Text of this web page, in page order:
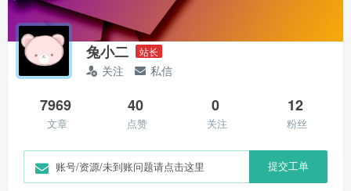
兔小二 站长
关注 私信
7969
文章
40
点赞
0
关注
12
粉丝
账号/资源/未到账问题请点击这里 提交工单